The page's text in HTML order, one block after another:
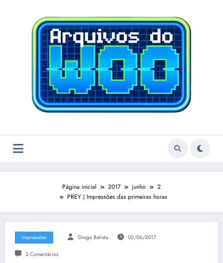
Página inicial 2017 junho
2
PREY | Impressões das primeiras horas
Impressões Diogo Batista 02/06/2017
3 Comentários